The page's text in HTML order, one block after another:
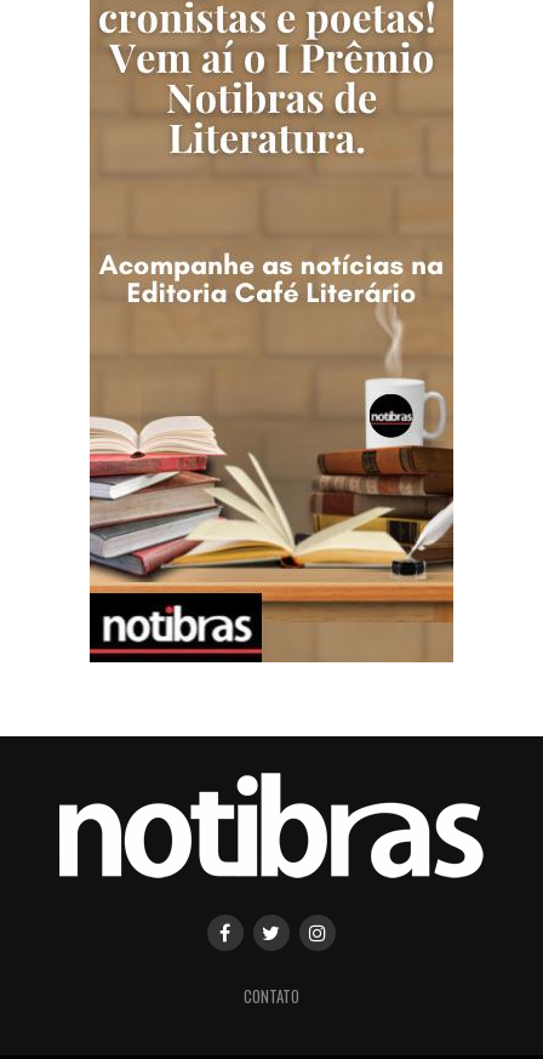
CONTATO